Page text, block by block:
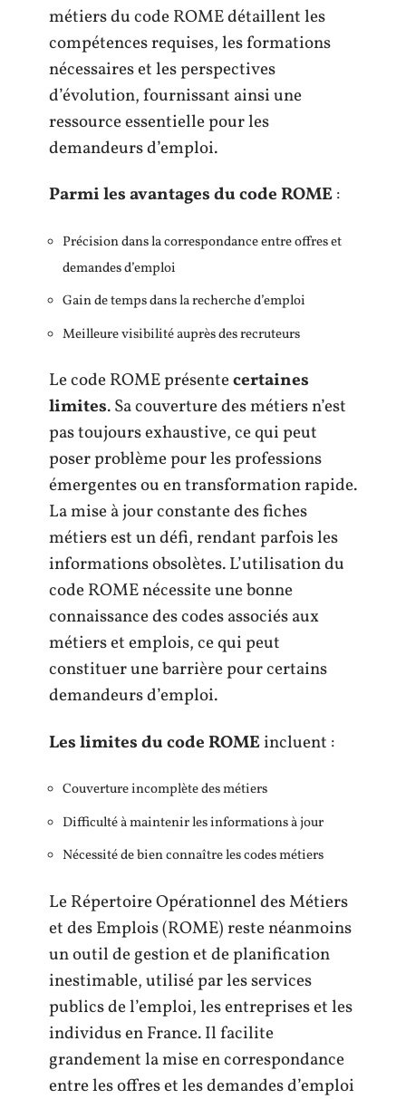
métiers du code ROME détaillent les
compétences requises, les formations
nécessaires et les perspectives
d’évolution, fournissant ainsi une
ressource essentielle pour les
demandeurs d’emploi.
Parmi les avantages du code ROME:
Précision dans la correspondance entre offres et
demandes d’emploi
Gain de temps dans la recherche d’emploi
Meilleure visibilité auprès des recruteurs
Le code ROME présentecertaines
limites. Sa couverture des métiers n’est
pas toujours exhaustive, ce qui peut
poser problème pour les professions
émergentes ou en transformation rapide.
La mise à jour constante des fiches
métiers est un défi, rendant parfois les
informations obsolètes. L’utilisation du
code ROME nécessite une bonne
connaissance des codes associés aux
métiers et emplois, ce qui peut
constituer une barrière pour certains
demandeurs d’emploi.
Les limites du code ROMEincluent :
Couverture incomplète des métiers
Difficulté à maintenir les informations à jour
Nécessité de bien connaître les codes métiers
Le Répertoire Opérationnel des Métiers
et des Emplois (ROME) reste néanmoins
un outil de gestion et de planification
inestimable, utilisé par les services
publics de l’emploi, les entreprises et les
individus en France. Il facilite
grandement la mise en correspondance
entre les offres et les demandes d’emploi